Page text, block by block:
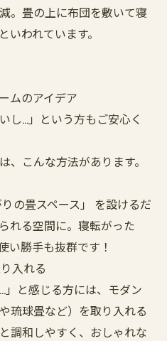
。畳の上に布団を敷いて寝
いわれています。
ムのアイデア
し…」という方もご安心く
、こんな方法があります。
の畳スペース」 を設けるだ
れる空間に。寝転がった
い勝手も抜群です！
入れる
」と感じる方には、モダン
琉球畳など）を取り入れる
調和しやすく、おしゃれな